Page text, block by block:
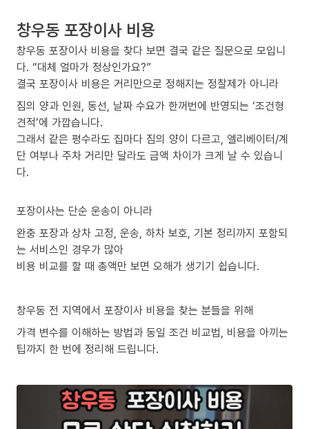
창우동 포장이사 비용
창우동 포장이사 비용을 찾다 보면 결국 같은 질문으로 모입니
다. “대체 얼마가 정상인가요?”
결국 포장이사 비용은 거리만으로 정해지는 정찰제가 아니라
짐의 양과 인원, 동선, 날짜 수요가 한꺼번에 반영되는 ‘조건형
견적’에 가깝습니다.
그래서 같은 평수라도 집마다 짐의 양이 다르고, 엘리베이터/계
단 여부나 주차 거리만 달라도 금액 차이가 크게 날 수 있습니
다.
포장이사는 단순 운송이 아니라
완충 포장과 상차 고정, 운송, 하차 보호, 기본 정리까지 포함되
는 서비스인 경우가 많아
비용 비교를 할 때 총액만 보면 오해가 생기기 쉽습니다.
창우동 전 지역에서 포장이사 비용을 찾는 분들을 위해
가격 변수를 이해하는 방법과 동일 조건 비교법, 비용을 아끼는
팁까지 한 번에 정리해 드립니다.